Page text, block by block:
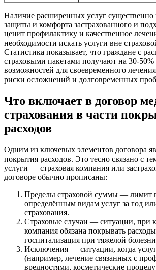
Наличие расширенных услуг
защиты и комфорта застрахованного и
ценит профилактику и качественное
необходимости искать услуги вне
Статистика показывает, что граждане с
страховыми пакетами получают на 30-
возможностей для своевременного
риски осложнений и долговременных
Что включает в договор
страхования в части
расходов
Одним из ключевых элементов договора
покрытия расходов. Это тесно связано с
услуги — страховая компания или
договоре обычно прописаны:
Пределы страховой суммы — лимит
определённым видам услуг за год
страхования.
Страховые случаи — ситуации, при
компания обязана покрывать
госпитализация при тяжелой
Исключения — ситуации, когда
(например, лечение связанных с
вредностями, косметические